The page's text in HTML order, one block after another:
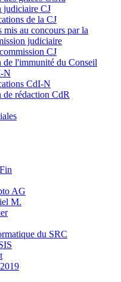
judiciaire CJ
de la CJ
mis au concours par la
judiciaire
CJ
de l'immunité du Conseil
N
CdI-N
de rédaction CdR
AG
M.
du SRC